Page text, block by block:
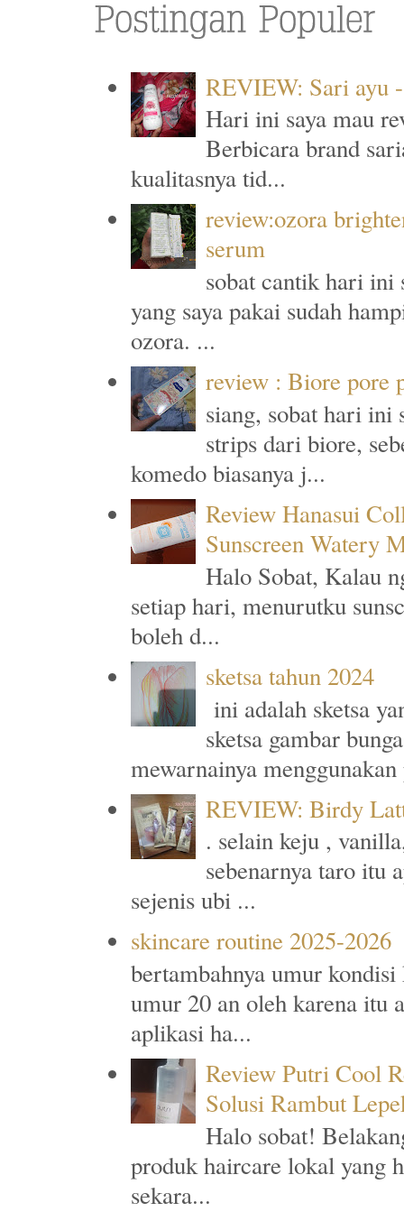
REVIEW: Sari ayu
Hari ini saya mau
Berbicara brand
kualitasnya tid...
review:ozora
serum
sobat cantik hari ini
yang saya pakai sudah
ozora. ...
review : Biore pore
siang, sobat hari ini
strips dari biore,
komedo biasanya j...
Review Hanasui
Sunscreen Watery
Halo Sobat, Kalau
setiap hari, menurutku
boleh d...
sketsa tahun 2024
ini adalah sketsa
sketsa gambar
mewarnainya
REVIEW: Birdy
. selain keju ,
sebenarnya taro itu
sejenis ubi ...
skincare routine 2025-2026
bertambahnya umur
umur 20 an oleh karena itu
aplikasi ha...
Review Putri Cool
Solusi Rambut
Halo sobat!
produk haircare lokal yang
sekara...